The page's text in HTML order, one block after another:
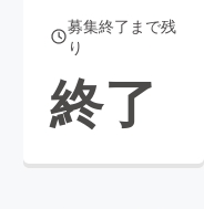
募集終了まで残
り
終了